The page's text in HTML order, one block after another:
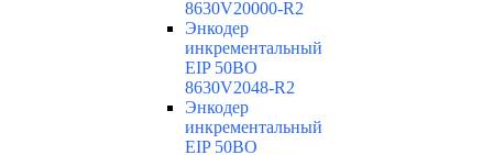
8630V20000-R2
Энкодер
инкрементальный
EIP 50BO
8630V2048-R2
Энкодер
инкрементальный
EIP 50BO